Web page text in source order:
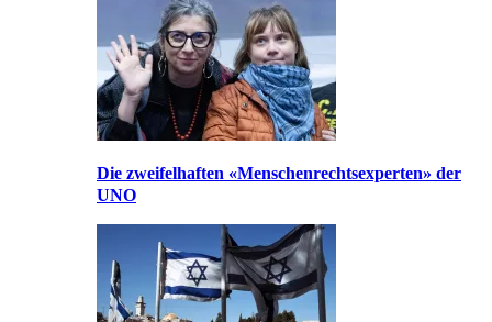
Die zweifelhaften «Menschenrechtsexperten» der
UNO